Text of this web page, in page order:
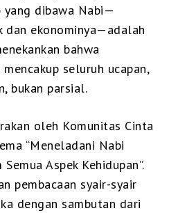
yang dibawa Nabi—
ekonominya—adalah
bahwa
seluruh ucapan,
bukan parsial.
oleh Komunitas Cinta
“Meneladani Nabi
Aspek Kehidupan”.
pembacaan syair-syair
dengan sambutan dari